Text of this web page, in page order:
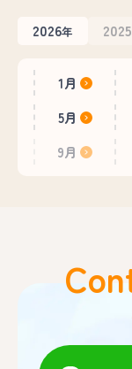
2026年 2025
1月
5月
9月